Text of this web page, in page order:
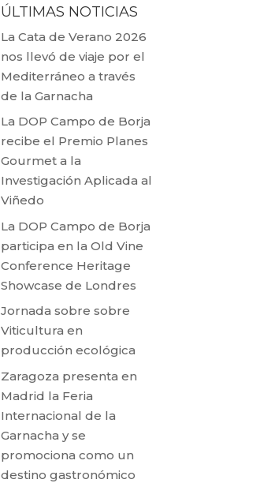
ÚLTIMAS NOTICIAS
La Cata de Verano 2026
nos llevó de viaje por el
Mediterráneo a través
de la Garnacha
La DOP Campo de Borja
recibe el Premio Planes
Gourmet a la
Investigación Aplicada al
Viñedo
La DOP Campo de Borja
participa en la Old Vine
Conference Heritage
Showcase de Londres
Jornada sobre sobre
Viticultura en
producción ecológica
Zaragoza presenta en
Madrid la Feria
Internacional de la
Garnacha y se
promociona como un
destino gastronómico